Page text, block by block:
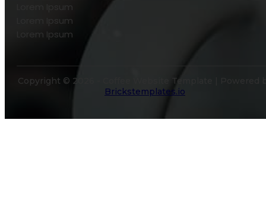
Lorem Ipsum
Lorem Ipsum
Lorem Ipsum
Copyright © 2026 - Coffee Website Template | Powered
Brickstemplates.io